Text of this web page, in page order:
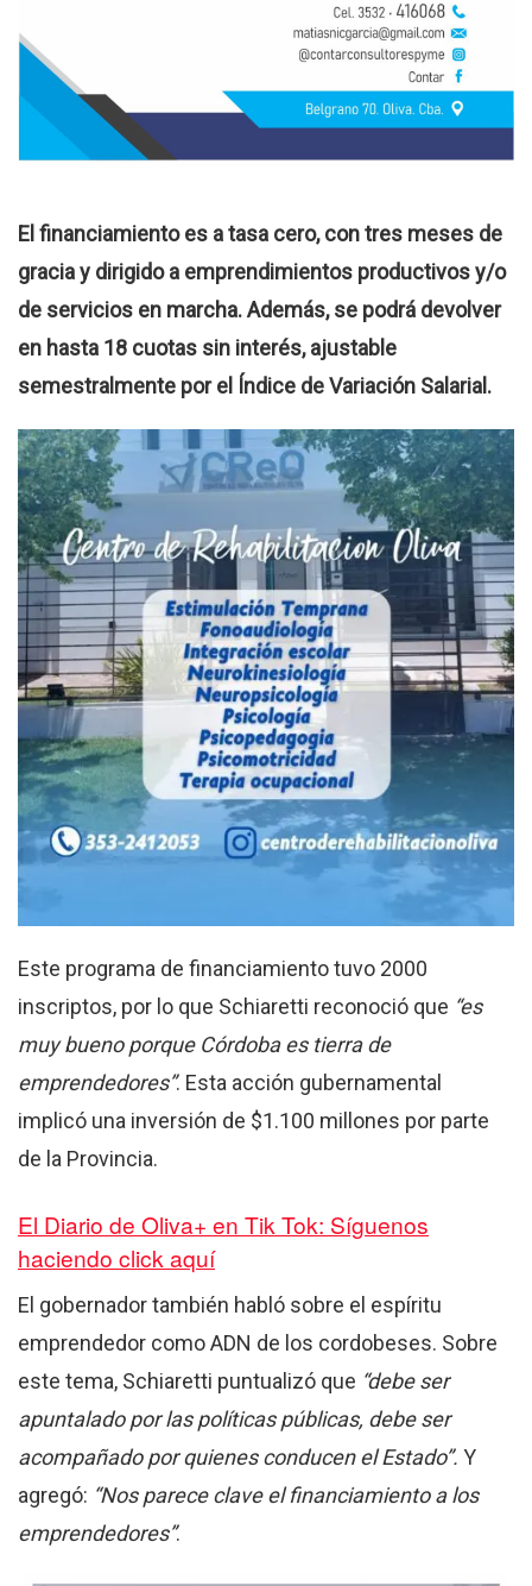
El financiamiento es a tasa cero, con tres meses de
gracia y dirigido a emprendimientos productivos y/o
de servicios en marcha. Además, se podrá devolver
en hasta 18 cuotas sin interés, ajustable
semestralmente por el Índice de Variación Salarial.
Este programa de financiamiento tuvo 2000
inscriptos, por lo que Schiaretti reconoció que “es
muy bueno porque Córdoba es tierra de
emprendedores”. Esta acción gubernamental
implicó una inversión de $1.100 millones por parte
de la Provincia.
El Diario de Oliva+ en Tik Tok: Síguenos
haciendo click aquí
El gobernador también habló sobre el espíritu
emprendedor como ADN de los cordobeses. Sobre
este tema, Schiaretti puntualizó que “debe ser
apuntalado por las políticas públicas, debe ser
acompañado por quienes conducen el Estado”. Y
agregó: “Nos parece clave el financiamiento a los
emprendedores”.